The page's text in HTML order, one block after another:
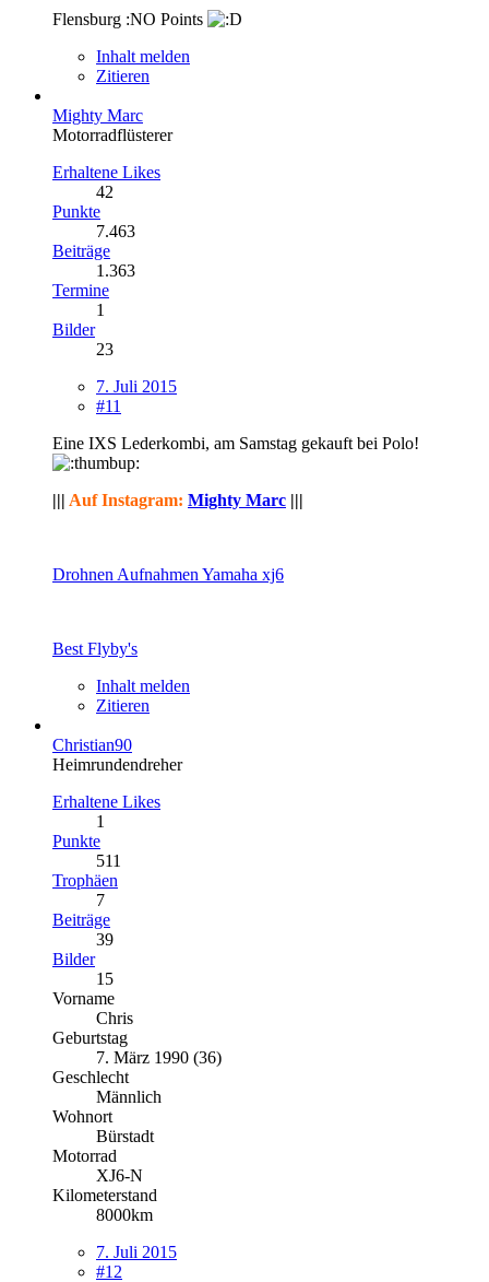
Flensburg :NO Points
Inhalt melden
Zitieren
Mighty Marc
Motorradflüsterer
Erhaltene Likes
42
Punkte
7.463
Beiträge
1.363
Termine
1
Bilder
23
7. Juli 2015
#11
Eine IXS Lederkombi, am Samstag gekauft bei Polo!
||| Auf Instagram: Mighty Marc |||
Drohnen Aufnahmen Yamaha xj6
Best Flyby's
Inhalt melden
Zitieren
Christian90
Heimrundendreher
Erhaltene Likes
1
Punkte
511
Trophäen
7
Beiträge
39
Bilder
15
Vorname
Chris
Geburtstag
7. März 1990 (36)
Geschlecht
Männlich
Wohnort
Bürstadt
Motorrad
XJ6-N
Kilometerstand
8000km
7. Juli 2015
#12